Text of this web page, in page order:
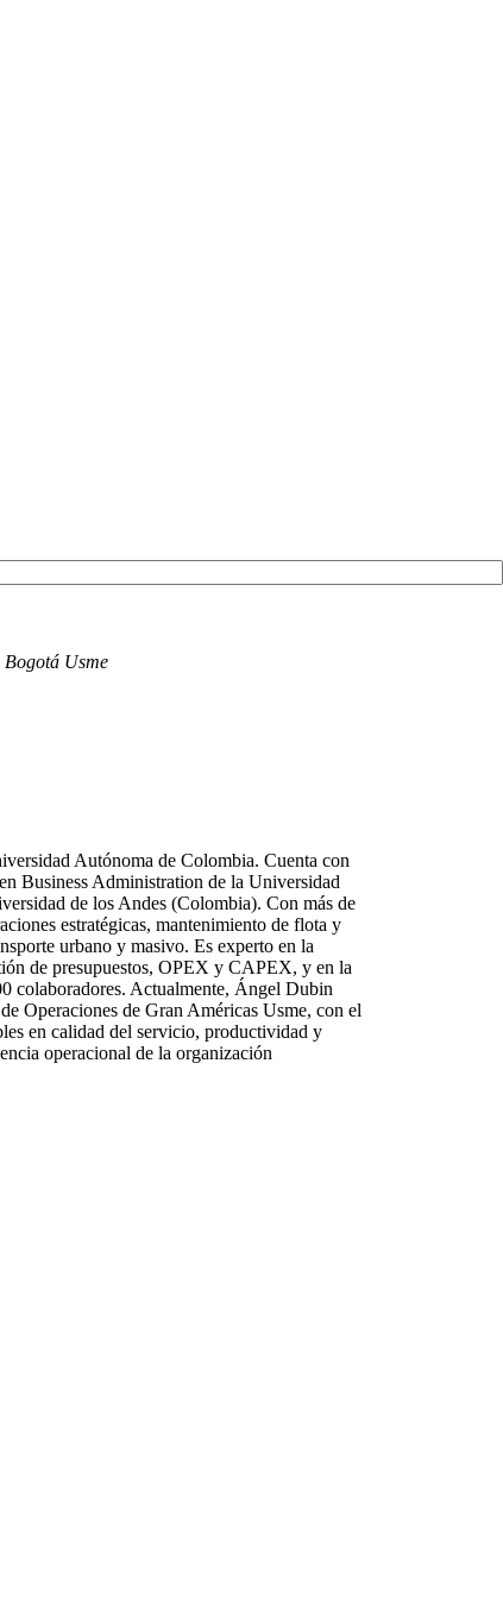
Usme
Autónoma de Colombia. Cuenta con
Business Administration de la Universidad
de los Andes (Colombia). Con más de
estratégicas, mantenimiento de flota y
urbano y masivo. Es experto en la
de presupuestos, OPEX y CAPEX, y en la
colaboradores. Actualmente, Ángel Dubin
Operaciones de Gran Américas Usme, con el
en calidad del servicio, productividad y
operacional de la organización